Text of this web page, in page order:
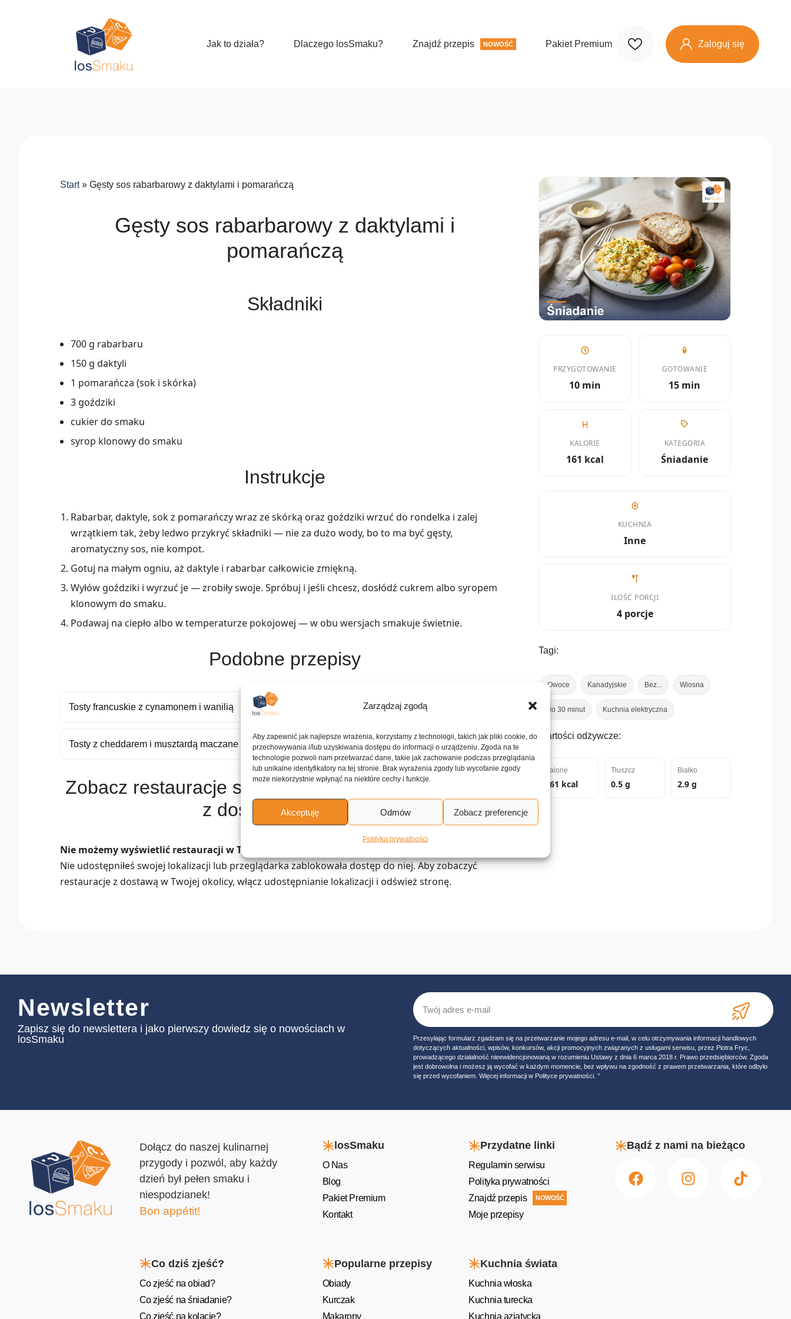
Zarządzaj zgodą
Aby zapewnić jak najlepsze wrażenia, korzystamy z technologii, takich jak pliki cookie, do
przechowywania i/lub uzyskiwania dostępu do informacji o urządzeniu. Zgoda na te
technologie pozwoli nam przetwarzać dane, takie jak zachowanie podczas przeglądania
lub unikalne identyfikatory na tej stronie. Brak wyrażenia zgody lub wycofanie zgody
może niekorzystnie wpłynąć na niektóre cechy i funkcje.
Akceptuję Odmów Zobacz preferencje
Polityka prywatności
Jak to działa? Dlaczego losSmaku? Znajdź przepis NOWOŚĆ Pakiet Premium Zaloguj się
Start» Gęsty sos rabarbarowy z daktylami i pomarańczą
Gęsty sos rabarbarowy z daktylami i
pomarańczą
Składniki
700 g rabarbaru
150 g daktyli
1 pomarańcza (sok i skórka)
3 goździki
cukier do smaku
syrop klonowy do smaku
Instrukcje
Rabarbar, daktyle, sok z pomarańczy wraz ze skórką oraz goździki wrzuć do rondelka i zalej
wrzątkiem tak, żeby ledwo przykryć składniki — nie za dużo wody, bo to ma być gęsty,
aromatyczny sos, nie kompot.
Gotuj na małym ogniu, aż daktyle i rabarbar całkowicie zmiękną.
Wyłów goździki i wyrzuć je — zrobiły swoje. Spróbuj i jeśli chcesz, dosłódź cukrem albo syropem
klonowym do smaku.
Podawaj na ciepło albo w temperaturze pokojowej — w obu wersjach smakuje świetnie.
Podobne przepisy
Tosty francuskie z cynamonem i wanilią Puszyste pancakes na maśle i mleku
Tosty z cheddarem i musztardą maczane w jajku Marmolada z pomarańczy i cytryn
Zobacz restauracje serwujące kuchnię inne i zamów
z dostawą do domu
Nie możemy wyświetlić restauracji w Twojej okolicy.
Nie udostępniłeś swojej lokalizacji lub przeglądarka zablokowała dostęp do niej. Aby zobaczyć
restauracje z dostawą w Twojej okolicy, włącz udostępnianie lokalizacji i odśwież stronę.
PRZYGOTOWANIE
10 min
GOTOWANIE
15 min
KALORIE
161 kcal
KATEGORIA
Śniadanie
KUCHNIA
Inne
ILOŚĆ PORCJI
4 porcje
Tagi:
Owoce Kanadyjskie Bez... Wiosna
do 30 minut Kuchnia elektryczna
Wartości odżywcze:
Kalorie
161 kcal
Tłuszcz
0.5 g
Białko
2.9 g
Newsletter
Zapisz się do newslettera i jako pierwszy dowiedz się o nowościach w
losSmaku
Przesyłając formularz zgadzam się na przetwarzanie mojego adresu e-mail, w celu otrzymywania informacji handlowych
dotyczących aktualności, wpisów, konkursów, akcji promocyjnych związanych z usługami serwisu, przez Piotra Fryc,
prowadzącego działalność nieewidencjonowaną w rozumieniu Ustawy z dnia 6 marca 2018 r. Prawo przedsiębiorców. Zgoda
jest dobrowolna i możesz ją wycofać w każdym momencie, bez wpływu na zgodność z prawem przetwarzania, które odbyło
się przed wycofaniem. Więcej informacji w Polityce prywatności. ‘’
Dołącz do naszej kulinarnej
przygody i pozwól, aby każdy
dzień był pełen smaku i
niespodzianek!
Bon appétit!
losSmaku
O Nas
Blog
Pakiet Premium
Kontakt
Przydatne linki
Regulamin serwisu
Polityka prywatności
Znajdź przepis
NOWOŚĆ
Moje przepisy
Bądź z nami na bieżąco
Co dziś zjeść?
Co zjeść na obiad?
Co zjeść na śniadanie?
Co zjeść na kolację?
Popularne przepisy
Obiady
Kurczak
Makarony
Kuchnia świata
Kuchnia włoska
Kuchnia turecka
Kuchnia azjatycka